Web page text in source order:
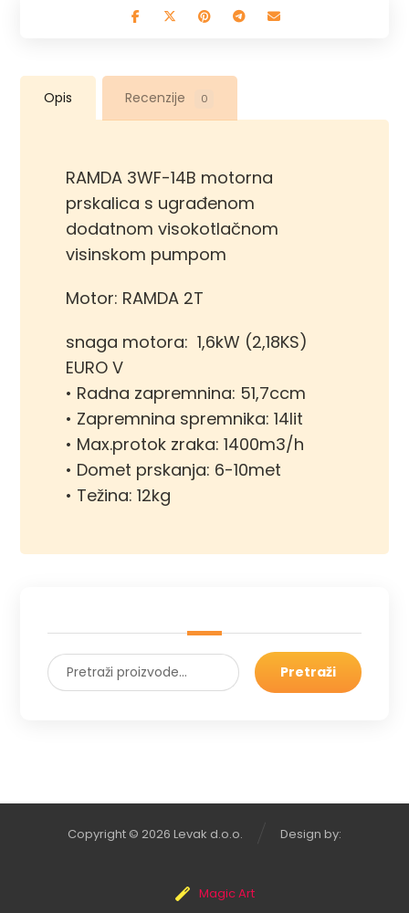
Opis Recenzije 0
RAMDA 3WF-14B motorna
prskalica s ugrađenom
dodatnom visokotlačnom
visinskom pumpom
Motor: RAMDA 2T
snaga motora: 1,6kW (2,18KS)
EURO V
• Radna zapremnina: 51,7ccm
• Zapremnina spremnika: 14lit
• Max.protok zraka: 1400m3/h
• Domet prskanja: 6-10met
• Težina: 12kg
Pretraži
Copyright © 2026 Levak d.o.o. Design by:
Magic Art